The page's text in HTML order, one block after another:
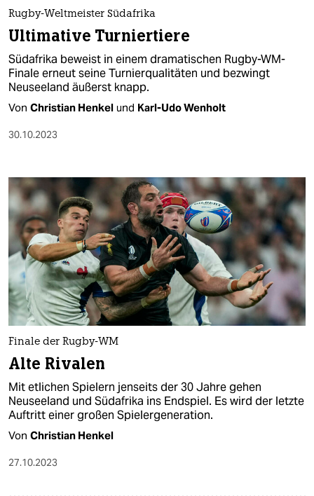
nord
wahrheit
verlag
shop
fragen & hilfe
unterstützen
abo
genossenschaft
epaper login
Rugby-Weltmeister Südafrika
Ultimative Turniertiere
Südafrika beweist in einem dramatischen Rugby-WM-
Finale erneut seine Turnierqualitäten und bezwingt
Neuseeland äußerst knapp.
Von Christian Henkel und Karl-Udo Wenholt
30.10.2023
Finale der Rugby-WM
Alte Rivalen
Mit etlichen Spielern jenseits der 30 Jahre gehen
Neuseeland und Südafrika ins Endspiel. Es wird der letzte
Auftritt einer großen Spielergeneration.
Von Christian Henkel
27.10.2023